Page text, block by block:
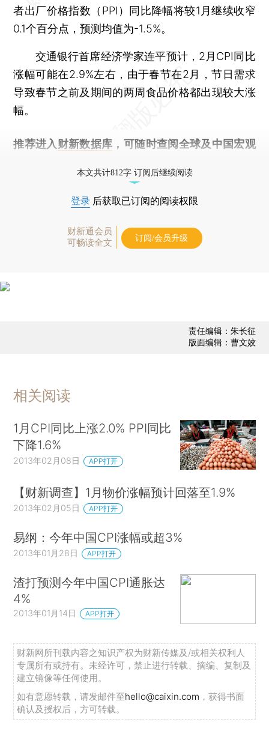
者出厂价格指数（PPI）同比降幅将较1月继续收窄
0.1个百分点，预测均值为-1.5%。
交通银行首席经济学家连平预计，2月CPI同比
涨幅可能在2.9%左右，由于春节在2月，节日需求
导致春节之前及期间的两周食品价格都出现较大涨
幅。
推荐进入 财新数据库 ，可随时查阅全球及中国宏观
本文共计812字 订阅后继续阅读
登录 后获取已订阅的阅读权限
财新通会员
可畅读全文
订阅/会员升级
责任编辑：朱长征
版面编辑：曹文姣
相关阅读
1月CPI同比上涨2.0% PPI同比
下降1.6%
2013年02月08日 APP打开
【财新调查】1月物价涨幅预计回落至1.9%
2013年02月05日 APP打开
易纲：今年中国CPI涨幅或超3%
2013年01月28日 APP打开
渣打预测今年中国CPI通胀达
4%
2013年01月14日 APP打开
财新网所刊载内容之知识产权为财新传媒及/或相关权利人
专属所有或持有。未经许可，禁止进行转载、摘编、复制及
建立镜像等任何使用。
如有意愿转载，请发邮件至hello@caixin.com ，获得书面
确认及授权后，方可转载。